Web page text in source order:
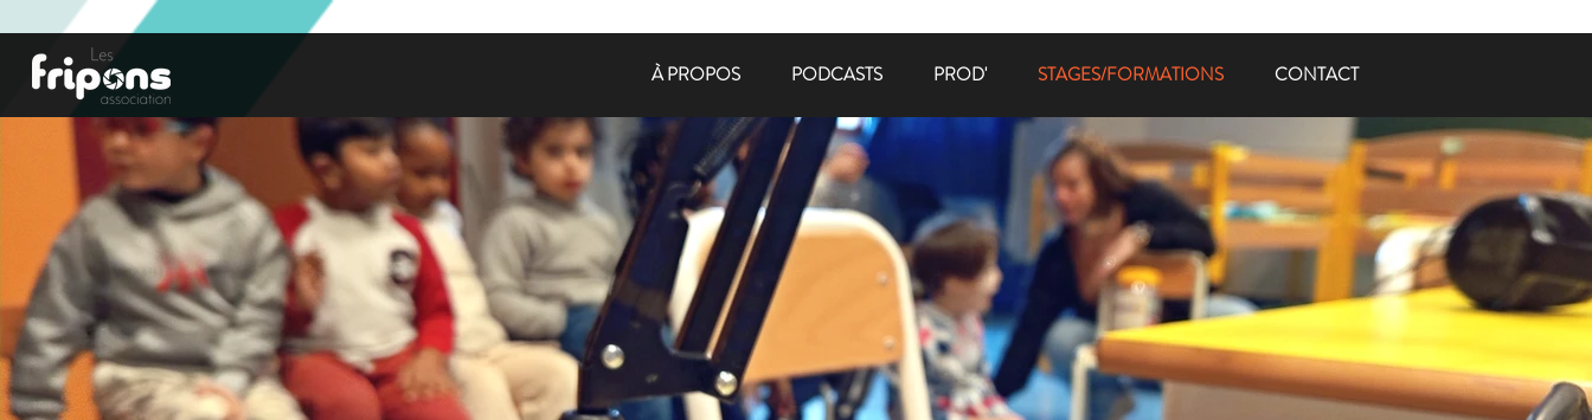
À PROPOS PODCASTS PROD' STAGES/FORMATIONS CONTACT